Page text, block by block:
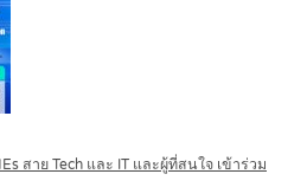
สาย Tech และ IT และผู้ที่สนใจ เข้าร่วม